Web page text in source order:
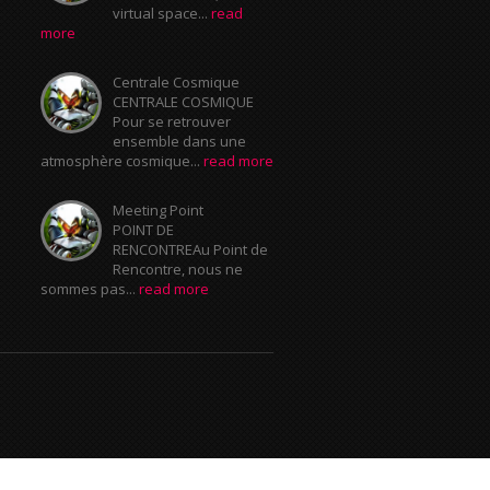
virtual space... read
more
Centrale Cosmique
CENTRALE COSMIQUE
Pour se retrouver
ensemble dans une
atmosphère cosmique... read more
Meeting Point
POINT DE
RENCONTREAu Point de
Rencontre, nous ne
sommes pas... read more